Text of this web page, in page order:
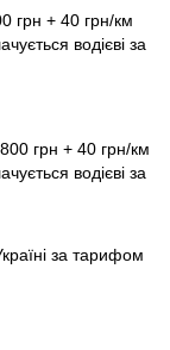
грн + 40 грн/км
водієві за
грн + 40 грн/км
водієві за
за тарифом